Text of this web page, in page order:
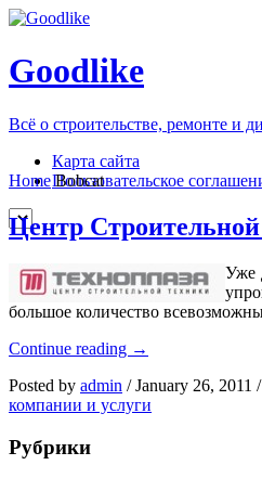
Goodlike
Всё о строительстве, ремонте и
Карта сайта
Пользовательское
Home Bobcat
Центр
Уже
большое количество
Continue reading Центр
Техники
«Техноплаза»
→
Posted by admin / January 26, 2011 /
компании и услуги
Рубрики